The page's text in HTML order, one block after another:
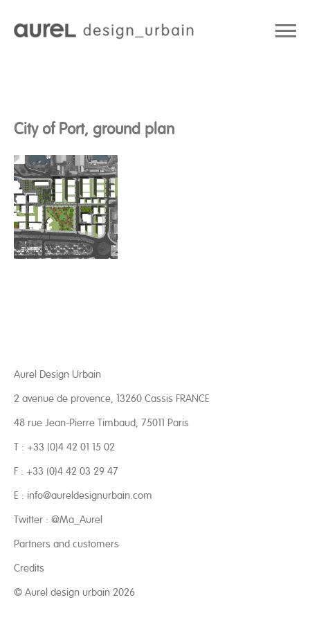
City of Port, ground plan
Aurel Design Urbain
2 avenue de provence, 13260 Cassis FRANCE
48 rue Jean-Pierre Timbaud, 75011 Paris
T : +33 (0)4 42 01 15 02
F : +33 (0)4 42 03 29 47
E : info@aureldesignurbain.com
Twitter : @Ma_Aurel
Partners and customers
Credits
© Aurel design urbain 2026